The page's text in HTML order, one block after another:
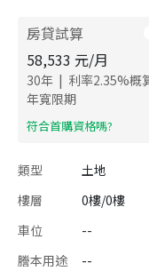
房貸試算
58,533 元/月
30年 | 利率2.35%概
年寬限期
​符合首購資格嗎?
類型 土地
樓層
0樓/0樓
車位
--
謄本用途
--